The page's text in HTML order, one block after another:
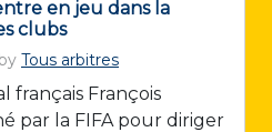
en jeu dans la
clubs
by Tous arbitres
français François
par la FIFA pour diriger